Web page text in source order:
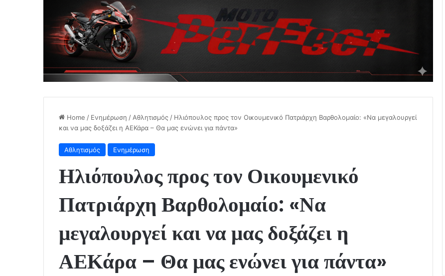
Home / Ενημέρωση / Αθλητισμός / Ηλιόπουλος προς τον Οικουμενικό Πατριάρχη Βαρθολομαίο: «Να μεγαλουργεί
και να μας δοξάζει η ΑΕΚάρα – Θα μας ενώνει για πάντα»
Αθλητισμός Ενημέρωση
Ηλιόπουλος προς τον Οικουμενικό
Πατριάρχη Βαρθολομαίο: «Να
μεγαλουργεί και να μας δοξάζει η
ΑΕΚάρα – Θα μας ενώνει για πάντα»